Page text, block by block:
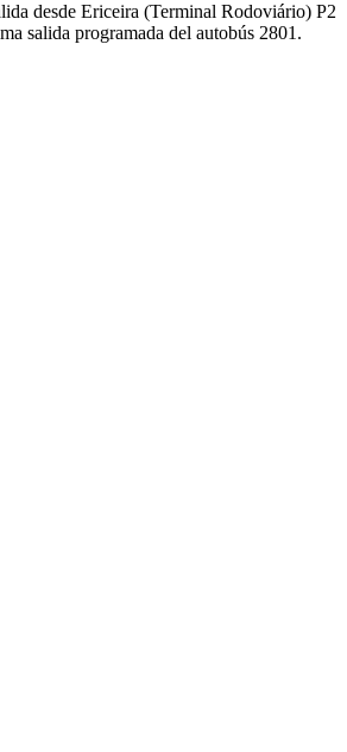
desde Ericeira (Terminal Rodoviário) P2
salida programada del autobús 2801.